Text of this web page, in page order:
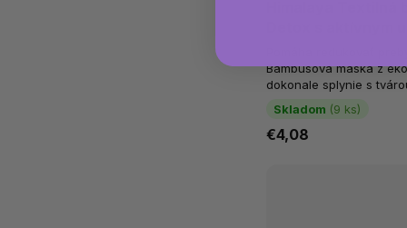
Skladom (9 ks)
€4,08
Bambusová maska z
dokonale splynie s
kyselinu hyalurónovú na